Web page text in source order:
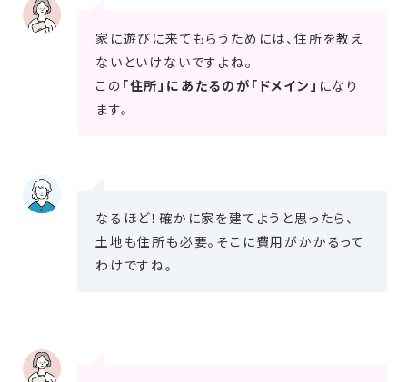
家に遊びに来てもらうためには、住所を教え
ないといけないですよね。
この 「住所」にあたるのが「ドメイン」 になり
ます。
なるほど！確かに家を建てようと思ったら、
土地も住所も必要。そこに費用がかかるって
わけですね。